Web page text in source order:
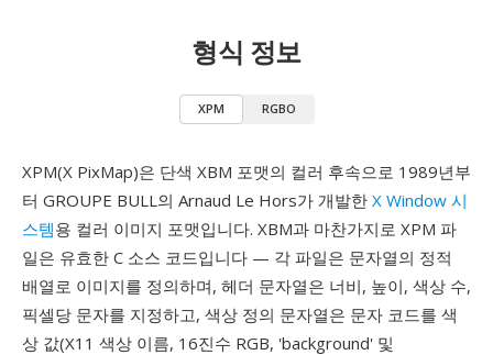
형식 정보
XPM RGBO
XPM(X PixMap)은 단색 XBM 포맷의 컬러 후속으로 1989년부
터 GROUPE BULL의 Arnaud Le Hors가 개발한 X Window 시
스템용 컬러 이미지 포맷입니다. XBM과 마찬가지로 XPM 파
일은 유효한 C 소스 코드입니다 — 각 파일은 문자열의 정적
배열로 이미지를 정의하며, 헤더 문자열은 너비, 높이, 색상 수,
픽셀당 문자를 지정하고, 색상 정의 문자열은 문자 코드를 색
상 값(X11 색상 이름, 16진수 RGB, 'background' 및